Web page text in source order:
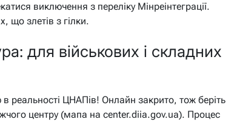
виключення з переліку Мінреінтеграції.
що злетів з гілки.
для військових і складних
в реальності ЦНАПів! Онлайн закрито, тож беріть
центру (мапа на center.diia.gov.ua). Процес